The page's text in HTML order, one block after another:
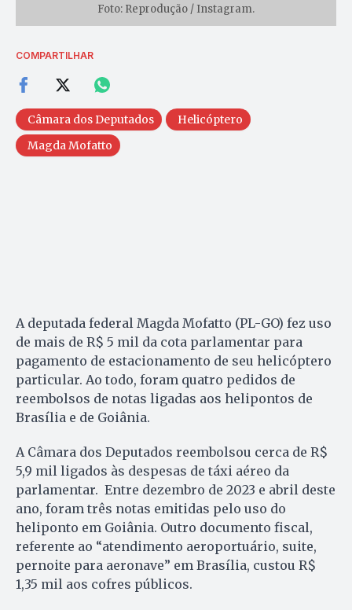
Foto: Reprodução / Instagram.
COMPARTILHAR
Câmara dos Deputados
Helicóptero
Magda Mofatto
A deputada federal Magda Mofatto (PL-GO) fez uso
de mais de R$ 5 mil da cota parlamentar para
pagamento de estacionamento de seu helicóptero
particular. Ao todo, foram quatro pedidos de
reembolsos de notas ligadas aos helipontos de
Brasília e de Goiânia.
A Câmara dos Deputados reembolsou cerca de R$
5,9 mil ligados às despesas de táxi aéreo da
parlamentar. Entre dezembro de 2023 e abril deste
ano, foram três notas emitidas pelo uso do
heliponto em Goiânia. Outro documento fiscal,
referente ao “atendimento aeroportuário, suite,
pernoite para aeronave” em Brasília, custou R$
1,35 mil aos cofres públicos.